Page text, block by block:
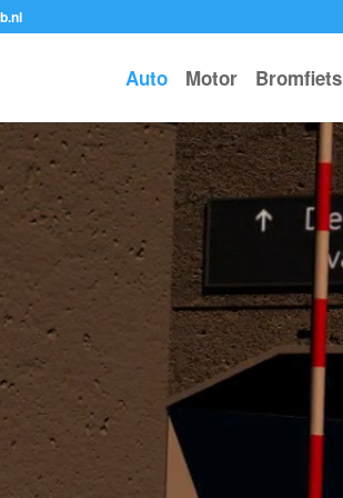
Auto Motor Bromfiets